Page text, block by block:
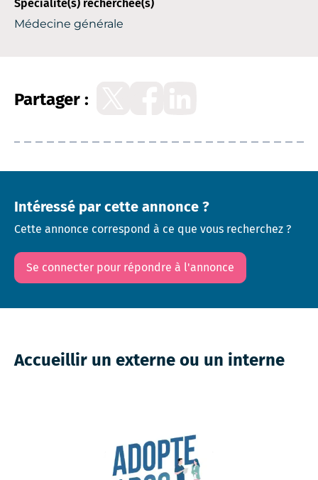
Spécialité(s) recherchée(s)
Médecine générale
Partager :
Intéressé par cette annonce ?
Cette annonce correspond à ce que vous recherchez ?
Se connecter pour répondre à l'annonce
Accueillir un externe ou un interne